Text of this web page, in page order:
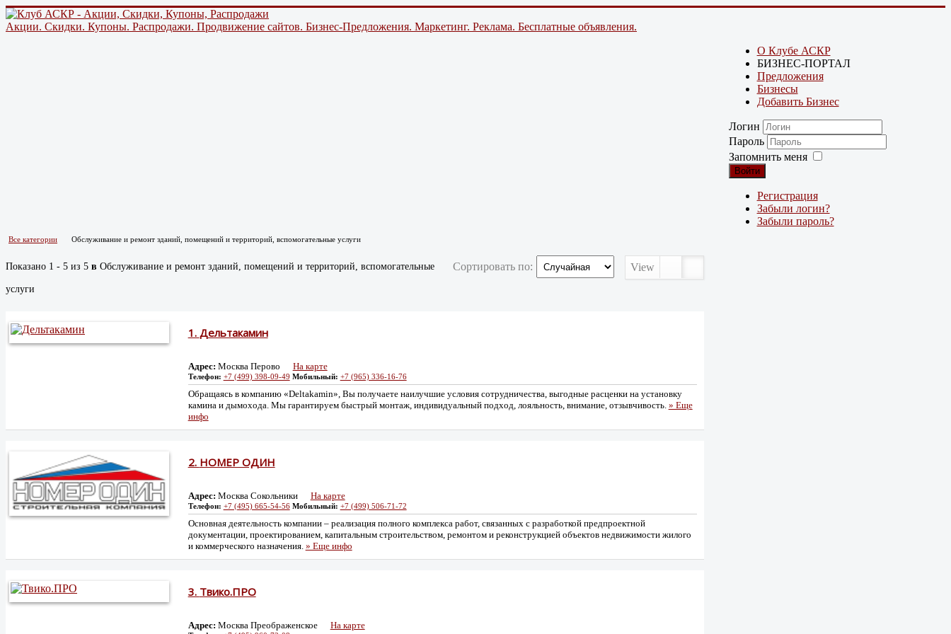
Акции. Скидки. Купоны. Распродажи. Продвижение сайтов. Бизнес-Предложения. Маркетинг. Реклама. Бесплатные объявления.
Все категории Обслуживание и ремонт зданий, помещений и территорий, вспомогательные услуги
Сортировать по: View
Показано 1 - 5 из 5 в Обслуживание и ремонт зданий, помещений и территорий, вспомогательные
услуги
1. Дельтакамин
Адрес: Москва Перово На карте
Телефон: +7 (499) 398-09-49 Мобильный: +7 (965) 336-16-76
Обращаясь в компанию «Deltakamin», Вы получаете наилучшие условия сотрудничества, выгодные расценки на установку
камина и дымохода. Мы гарантируем быстрый монтаж, индивидуальный подход, лояльность, внимание, отзывчивость. » Еще
инфо
2. НОМЕР ОДИН
Адрес: Москва Сокольники На карте
Телефон: +7 (495) 665-54-56 Мобильный: +7 (499) 506-71-72
Основная деятельность компании – реализация полного комплекса работ, связанных с разработкой предпроектной
документации, проектированием, капитальным строительством, ремонтом и реконструкцией объектов недвижимости жилого
и коммерческого назначения. » Еще инфо
3. Твико.ПРО
Адрес: Москва Преображенское На карте
О Клубе АСКР
БИЗНЕС-ПОРТАЛ
Предложения
Бизнесы
Добавить Бизнес
Логин
Пароль
Запомнить меня
Войти
Регистрация
Забыли логин?
Забыли пароль?